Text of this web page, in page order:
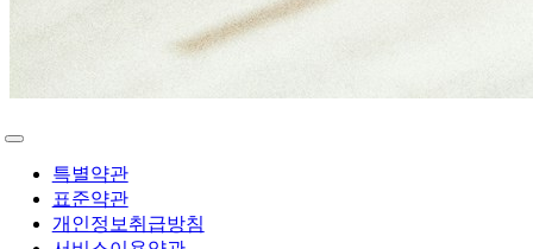
특별약관
표준약관
개인정보취급방침